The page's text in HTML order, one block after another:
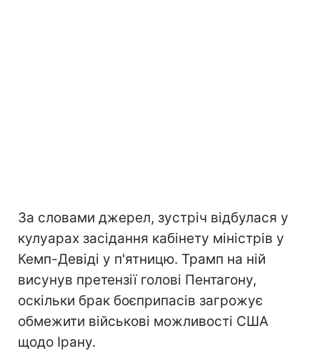
За словами джерел, зустріч відбулася у
кулуарах засідання кабінету міністрів у
Кемп-Девіді у п'ятницю. Трамп на ній
висунув претензії голові Пентагону,
оскільки брак боєприпасів загрожує
обмежити військові можливості США
щодо Ірану.